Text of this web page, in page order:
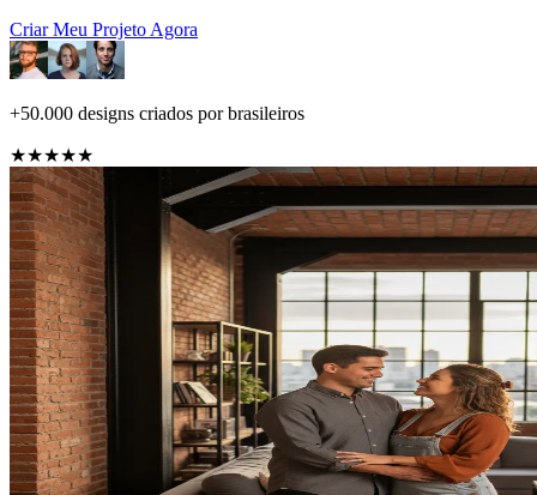
Criar Meu Projeto Agora
+50.000 designs criados por brasileiros
★★★★★